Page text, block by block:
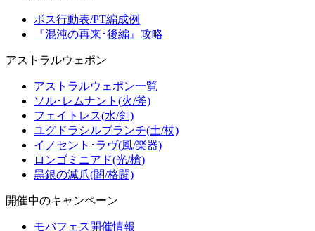
ボス行動表/PT編成例
『混沌の再来･後編』攻略
アストラルウェポン
アストラルウェポン一覧
ソル･レムナント(火/斧)
フェイトレス(水/剣)
ユグドラシルブランチ(土/杖)
イノセント･ラヴ(風/楽器)
ロンゴミニアド(光/槍)
黒銀の滅爪(闇/格闘)
開催中のキャンペーン
モバフェス開催情報